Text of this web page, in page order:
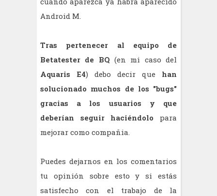
Android M.
Tras pertenecer al equipo de
Betatester de BQ (en mi caso del
Aquaris E4) debo decir que han
solucionado muchos de los "bugs"
gracias a los usuarios y que
deberían seguir haciéndolo para
mejorar como compañia.
Puedes dejarnos en los comentarios
tu opinión sobre esto y si estás
satisfecho con el trabajo de la